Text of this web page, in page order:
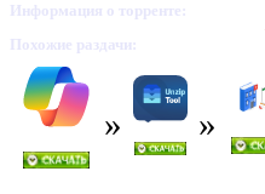
Предлагаем
Choplifter
Информация о торренте:
Похожие раздачи: